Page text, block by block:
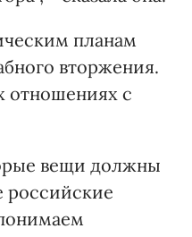
планам
вторжения.
отношениях с
вещи должны
российские